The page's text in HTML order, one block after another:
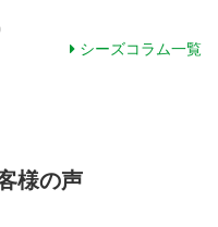
シーズコラム一覧
様の声